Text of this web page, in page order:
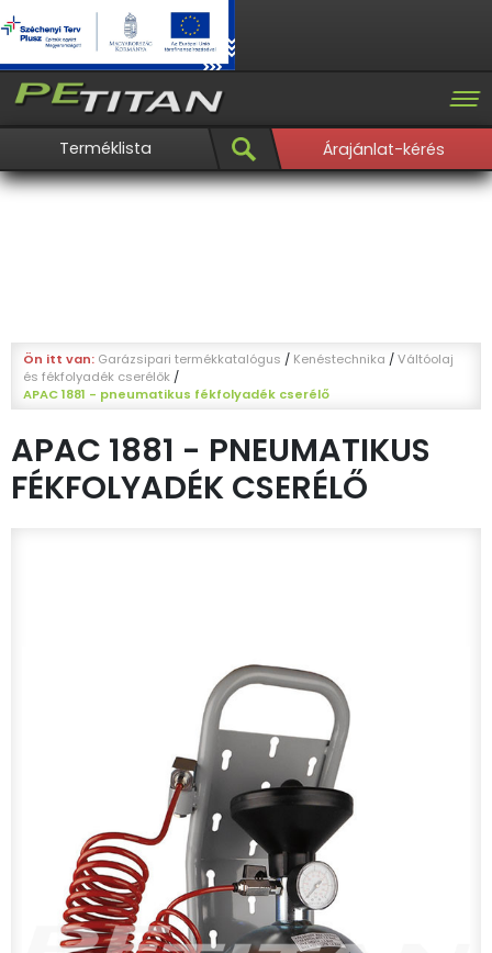
Terméklista Árajánlat-kérés
Ön itt van: Garázsipari termékkatalógus / Kenéstechnika /Váltóolaj
és fékfolyadék cserélők /
APAC 1881 - pneumatikus fékfolyadék cserélő
APAC 1881 - PNEUMATIKUS
FÉKFOLYADÉK CSERÉLŐ